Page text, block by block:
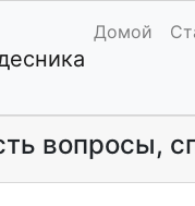
Домой
вопросы,